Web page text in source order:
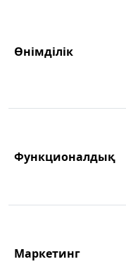
Өнімділік
Функционалдық
Маркетинг